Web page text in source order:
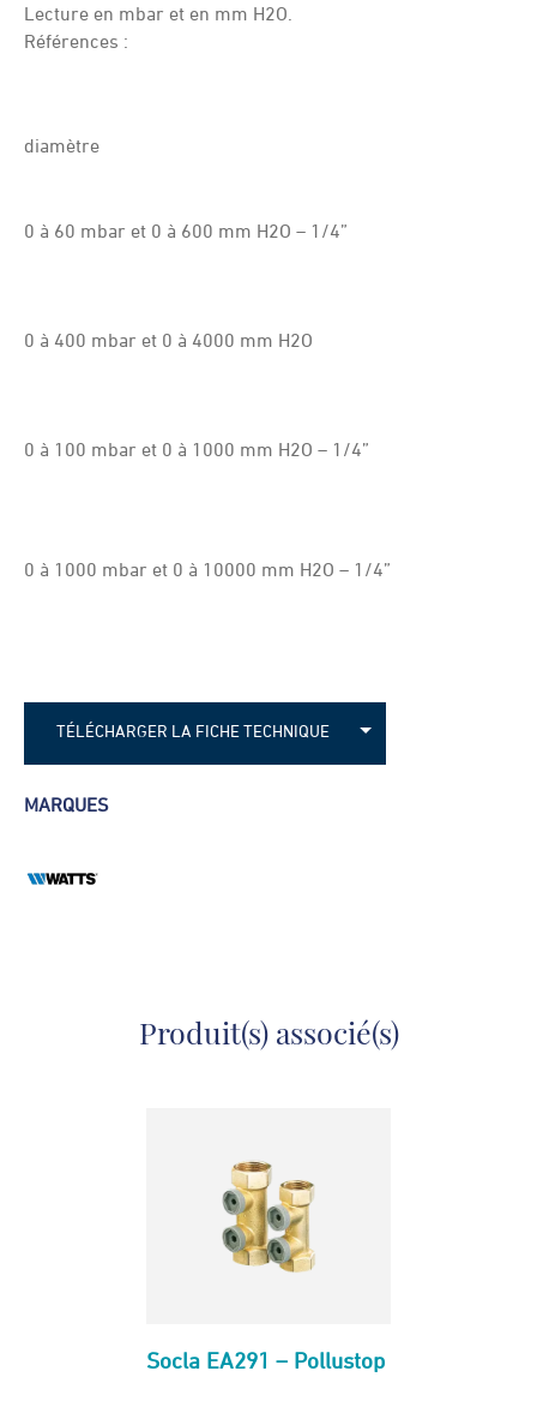
Lecture en mbar et en mm H2O.
Références :
diamètre
0 à 60 mbar et 0 à 600 mm H2O – 1/4”
0 à 400 mbar et 0 à 4000 mm H2O
0 à 100 mbar et 0 à 1000 mm H2O – 1/4”
0 à 1000 mbar et 0 à 10000 mm H2O – 1/4”
TÉLÉCHARGER LA FICHE TECHNIQUE
MARQUES
Produit(s) associé(s)
Socla EA291 – Pollustop